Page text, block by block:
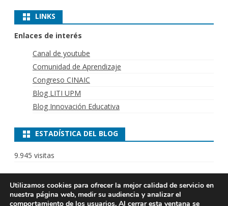
LINKS
Enlaces de interés
Canal de youtube
Comunidad de Aprendizaje
Congreso CINAIC
Blog LITI UPM
Blog Innovación Educativa
ESTADÍSTICA DEL BLOG
9.945 visitas
LITI 2025 Laboratorio de Ribosome
Utilizamos cookies para ofrecer la mejor calidad de servicio en
nuestra página web, medir su audiencia y analizar el
comportamiento de los usuarios. Al cerrar esta ventana se